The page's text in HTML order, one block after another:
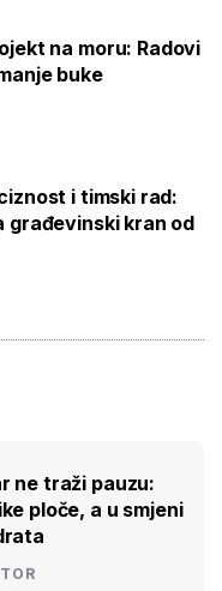
na moru: Radovi
buke
i timski rad:
građevinski kran od
ne traži pauzu:
ploče, a u smjeni